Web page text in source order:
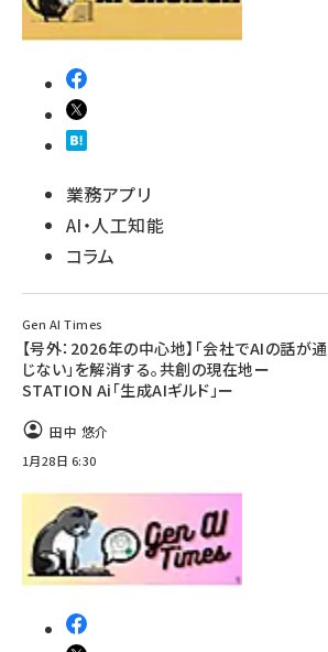
業務アプリ
AI・人工知能
コラム
Gen AI Times
【号外：2026年の中心地】「会社でAIの話が通
じない」を解消する。共創の現在地ー
STATION Ai「生成AIギルド」ー
田中 悠介
1月28日 6:30